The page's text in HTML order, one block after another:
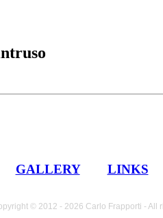
GALLERY LINKS
© 2012 - 2026 Carlo Frapporti - All